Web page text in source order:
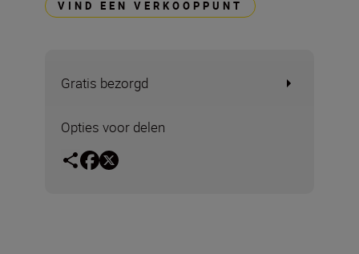
VIND EEN VERKOOPPUNT
Gratis bezorgd
Opties voor delen